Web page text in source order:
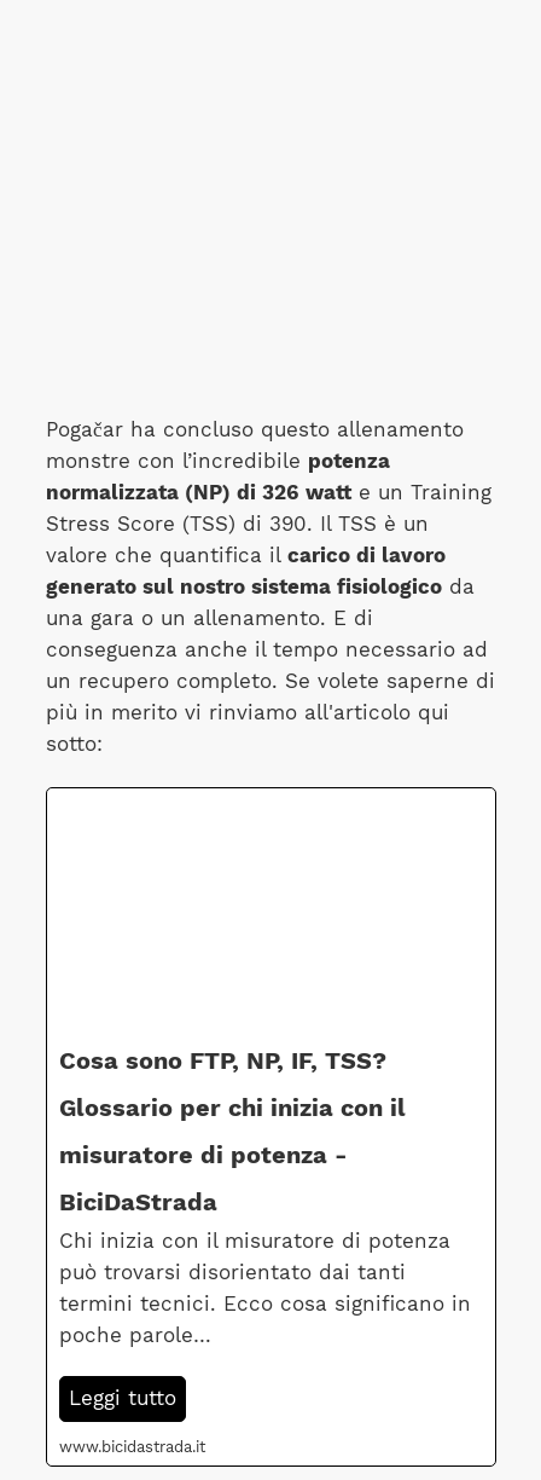
Pogačar ha concluso questo allenamento
monstre con l’incredibile potenza
normalizzata (NP) di 326 watte un Training
Stress Score (TSS) di 390. Il TSS è un
valore che quantifica il carico di lavoro
generato sul nostro sistema fisiologicoda
una gara o un allenamento. E di
conseguenza anche il tempo necessario ad
un recupero completo. Se volete saperne di
più in merito vi rinviamo all'articolo qui
sotto:
Cosa sono FTP, NP, IF, TSS?
Glossario per chi inizia con il
misuratore di potenza -
BiciDaStrada
Chi inizia con il misuratore di potenza
può trovarsi disorientato dai tanti
termini tecnici. Ecco cosa significano in
poche parole…
Leggi tutto
www.bicidastrada.it